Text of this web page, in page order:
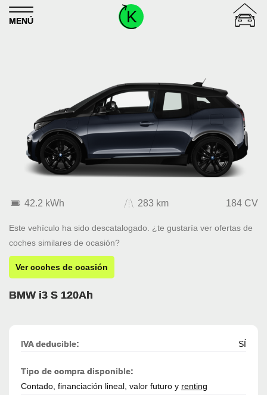
Skip to content
MENÚ
42.2 kWh 283 km 184 CV
Este vehículo ha sido descatalogado. ¿te gustaría ver ofertas de
coches similares de ocasión?
Ver coches de ocasión
BMW i3 S 120Ah
IVA deducible: SÍ
Tipo de compra disponible:
Contado, financiación lineal, valor futuro y renting